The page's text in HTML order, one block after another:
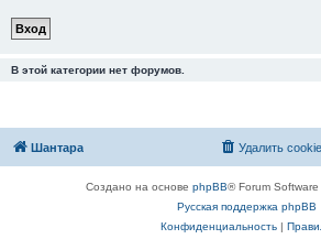
В этой категории нет форумов.
Шантара Удалить
Создано на основе phpBB® Forum
Русская поддержка phpBB
Конфиденциальность|